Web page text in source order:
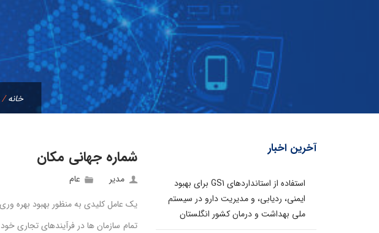
خانه
شماره جهانی مکان
مدیر
عام
یک عامل کلیدی به منظور بهبود بهره
تمام سازمان ها در فرآیندهای تجاری
آخرین اخبار
استفاده از استانداردهای GS1 برای بهبود
ایمنی، ردیابی، و مدیریت دارو در سیستم
ملی بهداشت و درمان کشور انگلستان